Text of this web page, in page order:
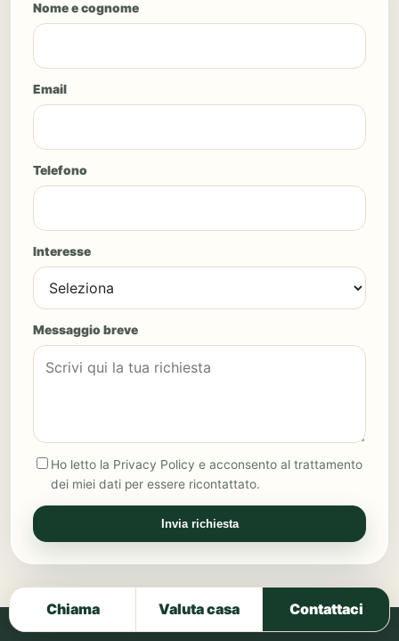
Nome e cognome
Email
Telefono
Interesse
Messaggio breve
Ho letto la Privacy Policy e acconsento al trattamento
dei miei dati per essere ricontattato.
Invia richiesta
Chiama Valuta casa Contattaci